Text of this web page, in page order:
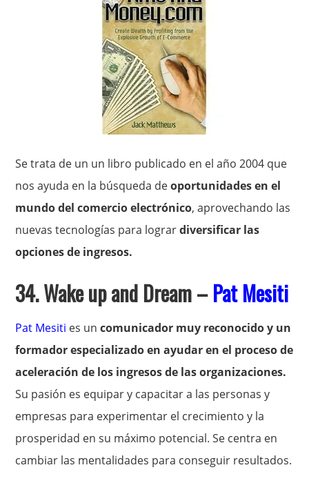
Se trata de un un libro publicado en el año 2004 que
nos ayuda en la búsqueda deoportunidades en el
mundo del comercio electrónico, aprovechando las
nuevas tecnologías para logrardiversificar las
opciones de ingresos.
34. Wake up and Dream –Pat Mesiti
Pat Mesiti es uncomunicador muy reconocido y un
formador especializado en ayudar en el proceso de
aceleración de los ingresos de las organizaciones.
Su pasión es equipar y capacitar a las personas y
empresas para experimentar el crecimiento y la
prosperidad en su máximo potencial. Se centra en
cambiar las mentalidades para conseguir resultados.